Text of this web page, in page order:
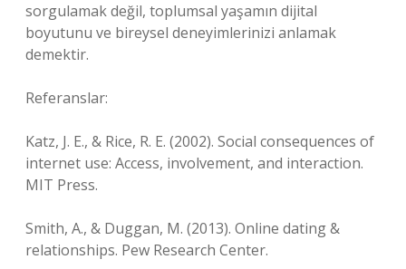
sorgulamak değil, toplumsal yaşamın dijital
boyutunu ve bireysel deneyimlerinizi anlamak
demektir.
Referanslar:
Katz, J. E., & Rice, R. E. (2002). Social consequences of
internet use: Access, involvement, and interaction.
MIT Press.
Smith, A., & Duggan, M. (2013). Online dating &
relationships. Pew Research Center.